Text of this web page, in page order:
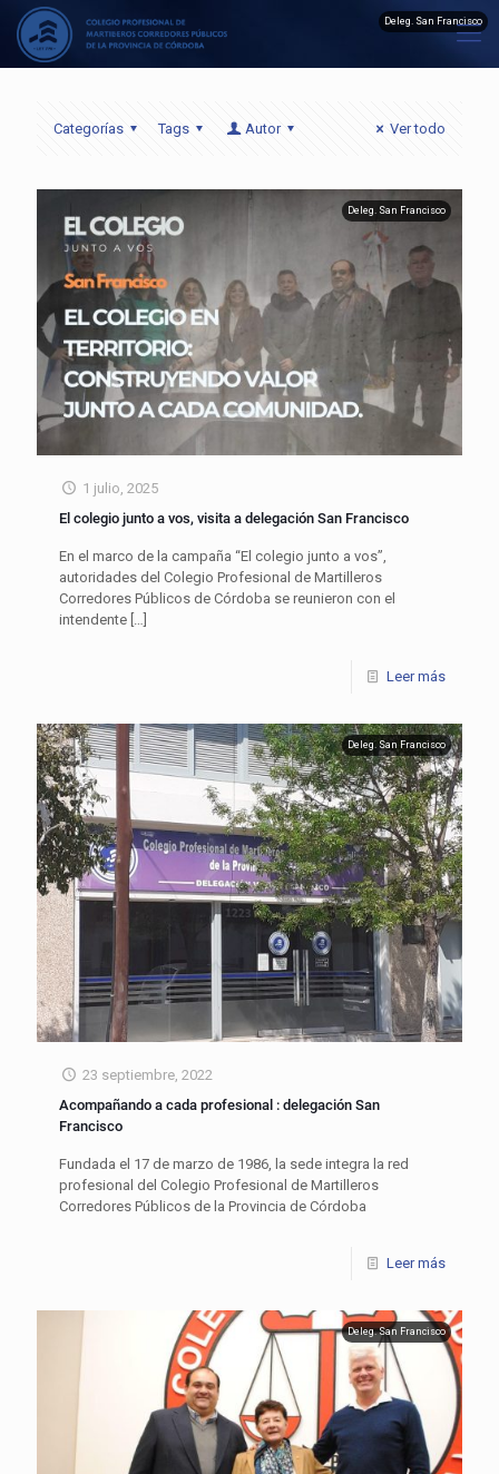
Categorías Tags Autor Ver todo
1 julio, 2025
El colegio junto a vos, visita a delegación San Francisco
En el marco de la campaña “El colegio junto a vos”,
autoridades del Colegio Profesional de Martilleros
Corredores Públicos de Córdoba se reunieron con el
intendente
Leer más
Deleg. San Francisco
23 septiembre, 2022
Acompañando a cada profesional : delegación San
Francisco
Fundada el 17 de marzo de 1986, la sede integra la red
profesional del Colegio Profesional de Martilleros
Corredores Públicos de la Provincia de Córdoba
Leer más
Deleg. San Francisco
Deleg. San Francisco
Deleg. San Francisco